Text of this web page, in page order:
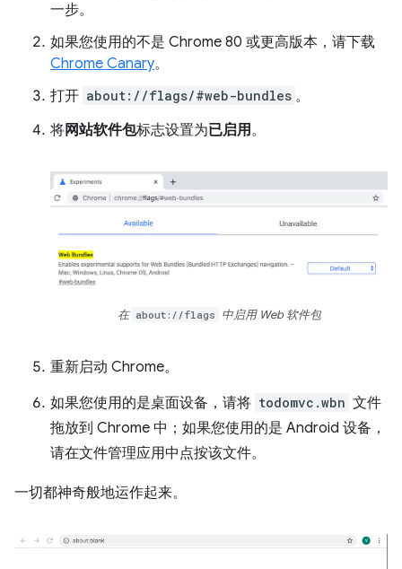
一步。
如果您使用的不是 Chrome 80 或更高版本，请下载
Chrome Canary。
打开 about://flags/#web-bundles 。
将网站软件包标志设置为已启用。
在 about://flags 中启用 Web 软件包
重新启动 Chrome。
如果您使用的是桌面设备，请将 todomvc.wbn 文件
拖放到 Chrome 中；如果您使用的是 Android 设备，
请在文件管理应用中点按该文件。
一切都神奇般地运作起来。